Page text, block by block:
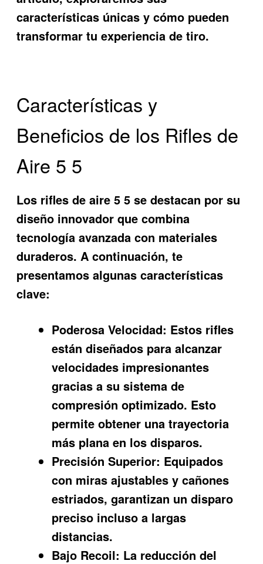
características únicas y cómo pueden
transformar tu experiencia de tiro.
Características y
Beneficios de los Rifles de
Aire 5 5
Los rifles de aire 5 5 se destacan por su
diseño innovador que combina
tecnología avanzada con materiales
duraderos. A continuación, te
presentamos algunas características
clave:
Poderosa Velocidad: Estos rifles
están diseñados para alcanzar
velocidades impresionantes
gracias a su sistema de
compresión optimizado. Esto
permite obtener una trayectoria
más plana en los disparos.
Precisión Superior: Equipados
con miras ajustables y cañones
estriados, garantizan un disparo
preciso incluso a largas
distancias.
Bajo Recoil: La reducción del